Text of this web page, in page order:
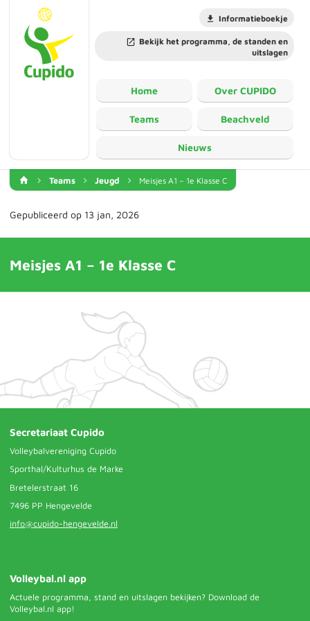
Informatieboekje
Bekijk het programma, de standen en
uitslagen
Home Over CUPIDO
Teams Beachveld
Nieuws
Teams Jeugd Meisjes A1 – 1e Klasse C
Gepubliceerd op 13 jan, 2026
Meisjes A1 – 1e Klasse C
Secretariaat Cupido
Volleybalvereniging Cupido
Sporthal/Kulturhus de Marke
Bretelerstraat 16
7496 PP Hengevelde
info@cupido-hengevelde.nl
Volleybal.nl app
Actuele programma, stand en uitslagen bekijken? Download de
Volleybal.nl app!